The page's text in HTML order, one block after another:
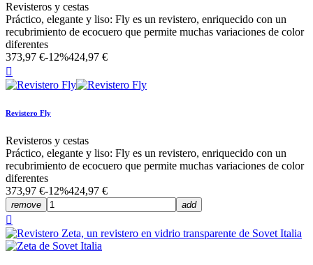
Revisteros y cestas
Práctico, elegante y liso: Fly es un revistero, enriquecido con un
recubrimiento de ecocuero que permite muchas variaciones de color
diferentes
373,97 €-12%424,97 €

Revistero Fly
Revisteros y cestas
Práctico, elegante y liso: Fly es un revistero, enriquecido con un
recubrimiento de ecocuero que permite muchas variaciones de color
diferentes
373,97 €-12%424,97 €
remove add
